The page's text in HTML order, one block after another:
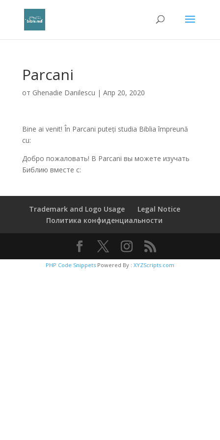
Parcani
от Ghenadie Danilescu | Апр 20, 2020
Bine ai venit! În Parcani puteți studia Biblia împreună
cu:
Добро пожаловать! В Parcani вы можете изучать
Библию вместе с:
Trademark and Logo Usage
Legal Notice
Политика конфиденциальности
PHP Code Snippets Powered By : XYZScripts.com